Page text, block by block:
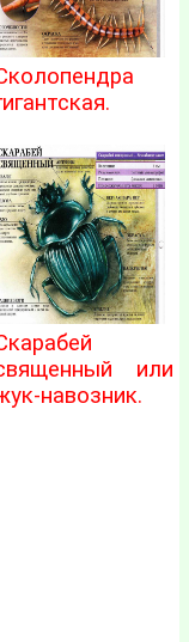
или
навозник.